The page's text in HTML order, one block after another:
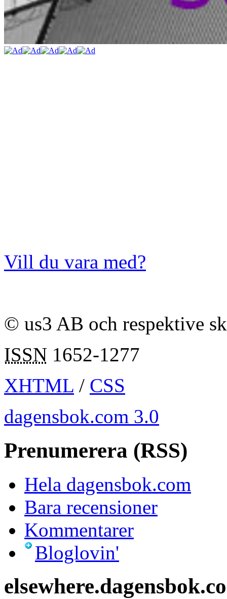
Vill du vara med?
© us3 AB och respektive
ISSN 1652-1277
XHTML / CSS
dagensbok.com 3.0
Prenumerera (RSS)
Hela dagensbok.com
Bara recensioner
Kommentarer
Bloglovin'